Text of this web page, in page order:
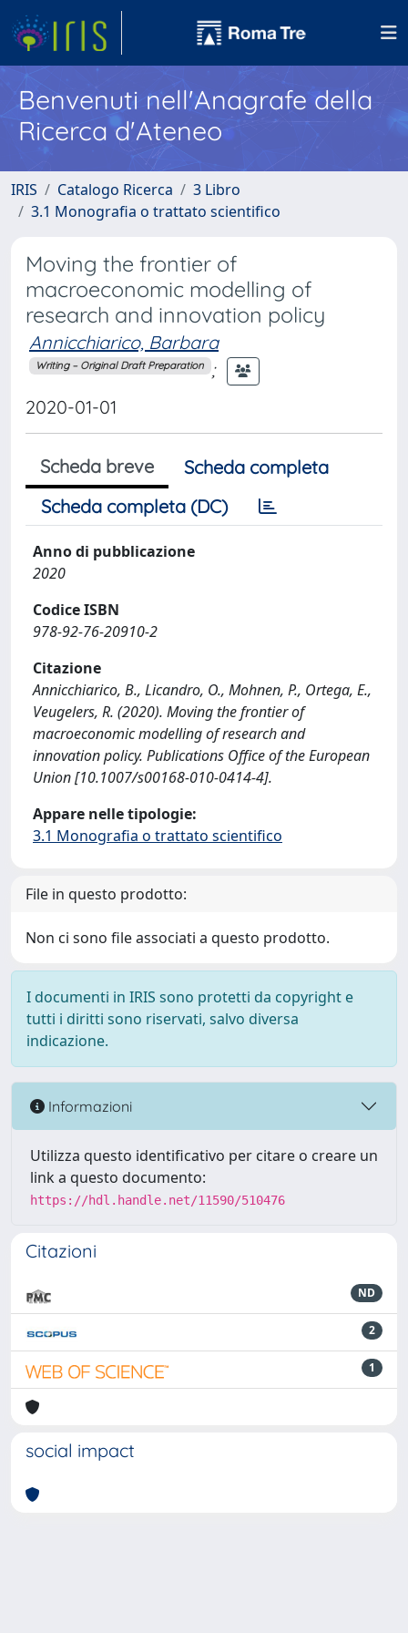
Benvenuti nell'Anagrafe della
Ricerca d'Ateneo
IRIS Catalogo Ricerca
3 Libro
3.1 Monografia o trattato scientifico
Moving the frontier of
macroeconomic modelling of
research and innovation policy
Annicchiarico, Barbara
Writing – Original Draft Preparation ;
2020-01-01
Scheda breve
Scheda completa
Scheda completa (DC)
Anno di pubblicazione
2020
Codice ISBN
978-92-76-20910-2
Citazione
Annicchiarico, B., Licandro, O., Mohnen, P., Ortega, E.,
Veugelers, R. (2020). Moving the frontier of
macroeconomic modelling of research and
innovation policy. Publications Office of the European
Union [10.1007/s00168-010-0414-4].
Appare nelle tipologie:
3.1 Monografia o trattato scientifico
File in questo prodotto:
Non ci sono file associati a questo prodotto.
I documenti in IRIS sono protetti da copyright e
tutti i diritti sono riservati, salvo diversa
indicazione.
Informazioni
Utilizza questo identificativo per citare o creare un
link a questo documento:
https://hdl.handle.net/11590/510476
Citazioni
ND
2
1
social impact